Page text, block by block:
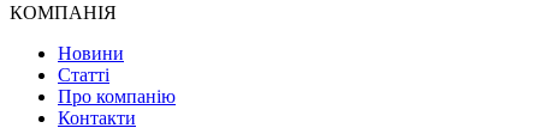
КОМПАНІЯ
Новини
Статті
Про компанію
Контакти